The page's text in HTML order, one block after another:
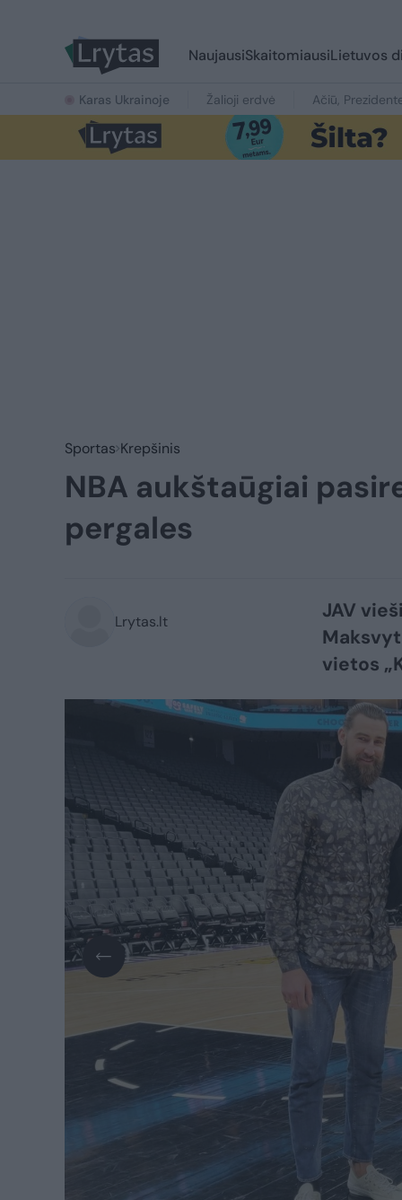
NaujausiSkaitomiausiLietuvos
Karas Ukrainoje Žalioji erdvė Ačiū,
Sportas Krepšinis
NBA aukštaūgiai
pergales
Lrytas.lt
JAV
vietos